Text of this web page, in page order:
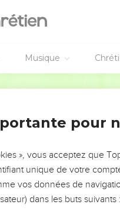
Musique
on voit
ce sont
pour
», vous acceptez que
unique de votre
vos données de
dans les buts suivants